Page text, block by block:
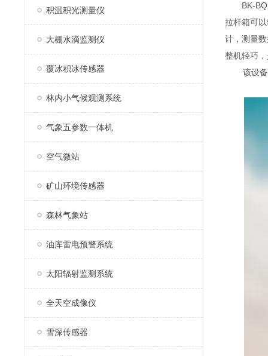
积温积光测量仪
大棚水滴监测仪
覆冰积冰传感器
林内小气候观测系统
气象五参数一体机
空气微站
矿山环境传感器
森林气象站
油库雷电预警系统
太阳辐射监测系统
全天空成像仪
雪深传感器
BK-
拉杆箱可
计，测量
整机轻巧
该设备采